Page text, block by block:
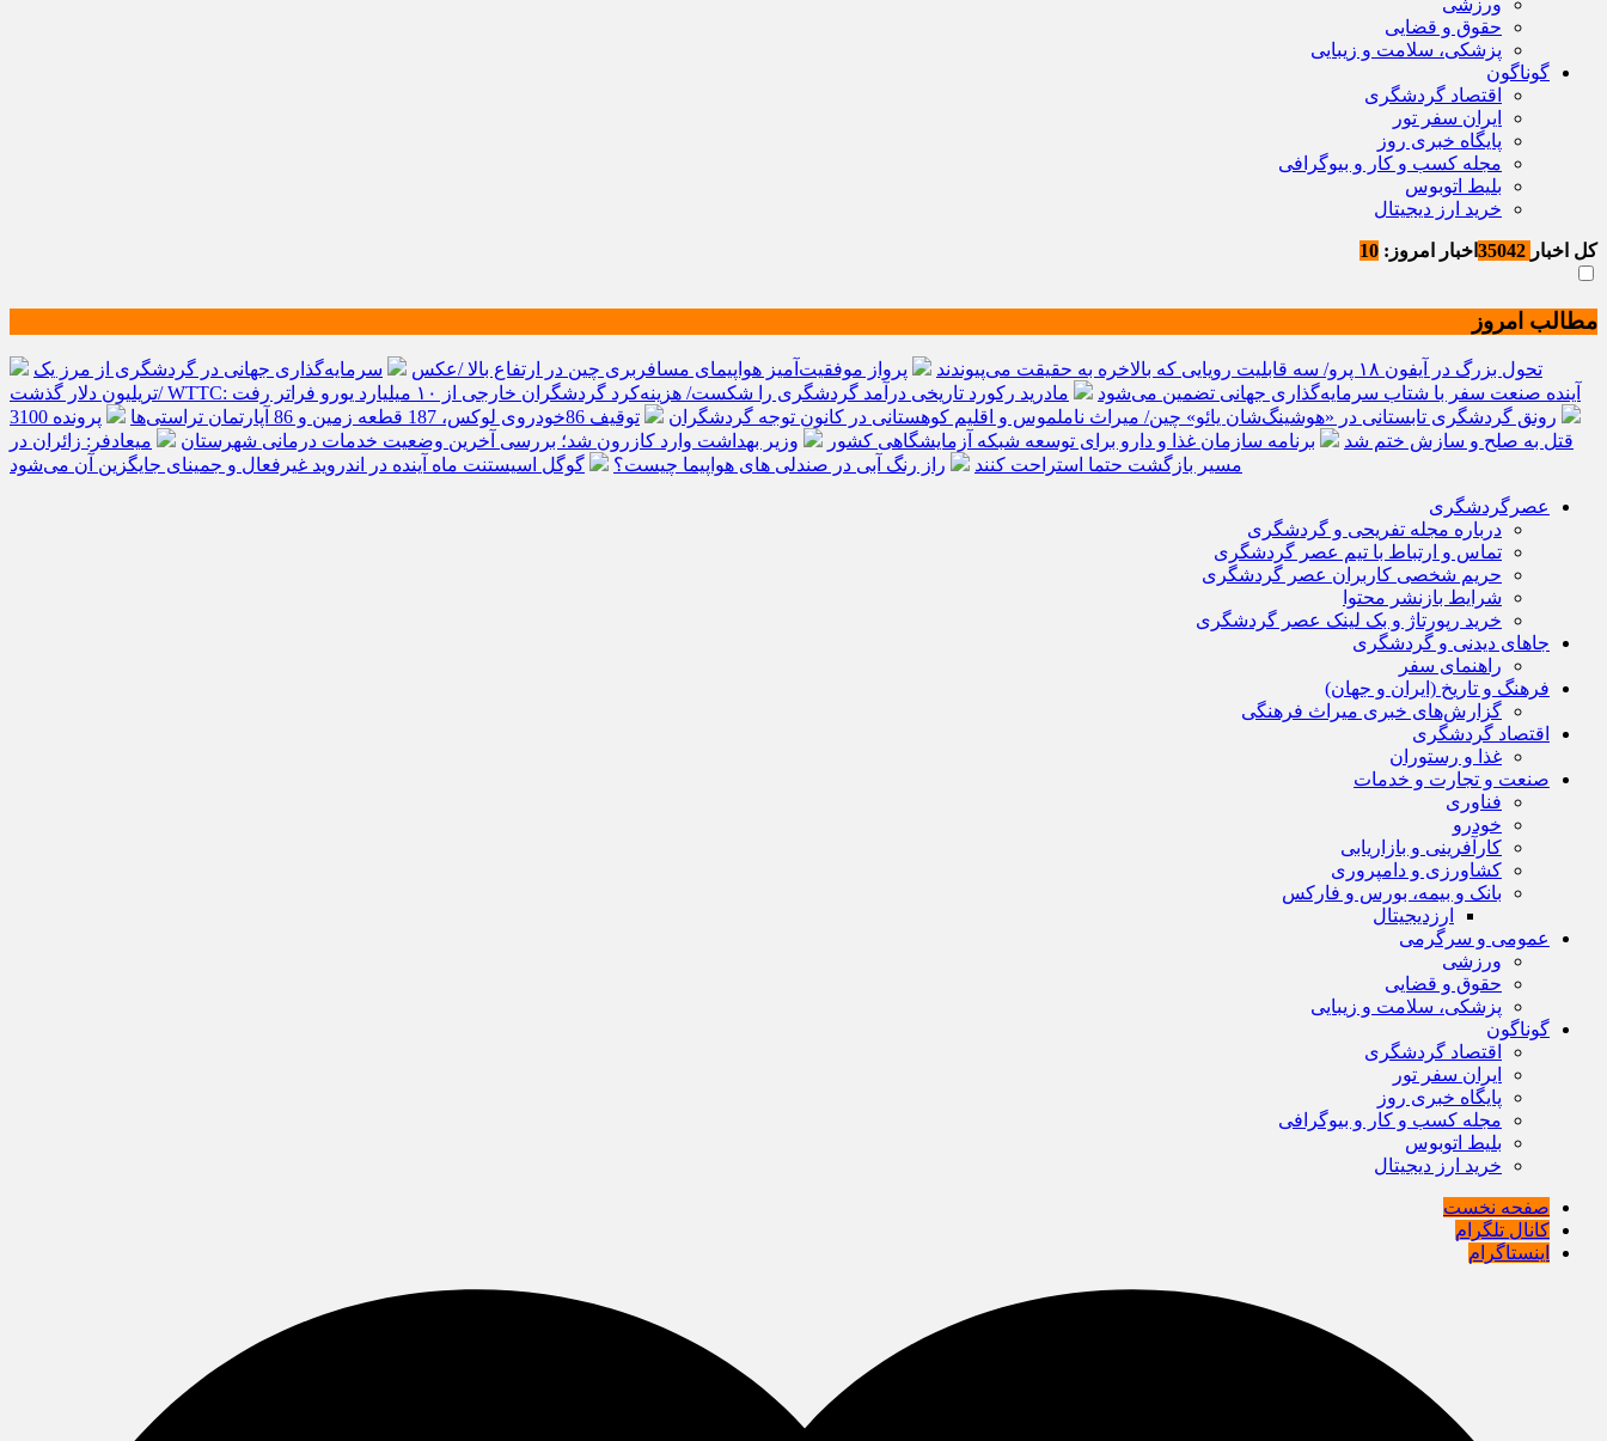
ورزشی
حقوق و قضایی
پزشکی، سلامت و زیبایی
گوناگون
اقتصاد گردشگری
ایران سفر تور
پایگاه خبری روز
مجله کسب و کار و بیوگرافی
بلیط اتوبوس
خرید ارز دیجیتال
کل اخبار اخبار امروز: 10
مطالب امروز
تحول بزرگ در آیفون ۱۸ پرو/ سه قابلیت رویایی که بالاخره به حقیقت می‌پیوندند پرواز موفقیت‌آمیز هواپیمای مسافربری چین در ارتفاع بالا /عکس
سرمایه‌گذاری جهانی در گردشگری از مرز یک
تریلیون دلار گذشت/ WTTC: آینده صنعت سفر با شتاب سرمایه‌گذاری جهانی تضمین می‌شود
مادرید رکورد تاریخی درآمد گردشگری را شکست/ هزینه‌کرد گردشگران خارجی از ۱۰ میلیارد یورو فراتر رفت
رونق گردشگری تابستانی در «هوشینگ‌شان یائو» چین/ میراث ناملموس و اقلیم کوهستانی در کانون توجه گردشگران
توقیف 86خودروی لوکس، 187 قطعه زمین و 86 آپارتمان تراستی‌ها
پرونده 3100
قتل به صلح و سازش ختم شد
برنامه سازمان غذا و دارو برای توسعه شبکه آزمایشگاهی کشور وزیر بهداشت وارد کازرون شد؛ بررسی آخرین وضعیت خدمات درمانی شهرستان
میعادفر: زائران در
مسیر بازگشت حتما استراحت کنند
راز رنگ آبی در صندلی های هواپیما چیست؟ گوگل اسیستنت ماه آینده در اندروید غیرفعال و جمینای جایگزین آن می‌شود
عصرگردشگری
درباره مجله تفریحی و گردشگری
تماس و ارتباط با تیم عصر گردشگری
حریم شخصی کاربران عصر گردشگری
شرایط بازنشر محتوا
خرید رپورتاژ و بک لینک عصر گردشگری
جاهای دیدنی و گردشگری
راهنمای سفر
فرهنگ و تاریخ (ایران و جهان)
گزارش‌های خبری میراث فرهنگی
اقتصاد گردشگری
غذا و رستوران
صنعت و تجارت و خدمات
فناوری
خودرو
کارآفرینی و بازاریابی
کشاورزی و دامپروری
بانک و بیمه، بورس و فارکس
ارزدیجیتال
عمومی و سرگرمی
ورزشی
حقوق و قضایی
پزشکی، سلامت و زیبایی
گوناگون
اقتصاد گردشگری
ایران سفر تور
پایگاه خبری روز
مجله کسب و کار و بیوگرافی
بلیط اتوبوس
خرید ارز دیجیتال
صفحه نخست
کانال تلگرام
اینستاگرام